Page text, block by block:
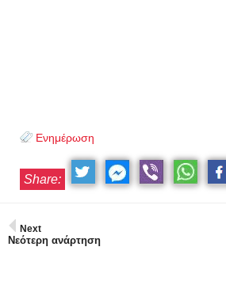
Ενημέρωση
Share:
Next
Νεότερη ανάρτηση